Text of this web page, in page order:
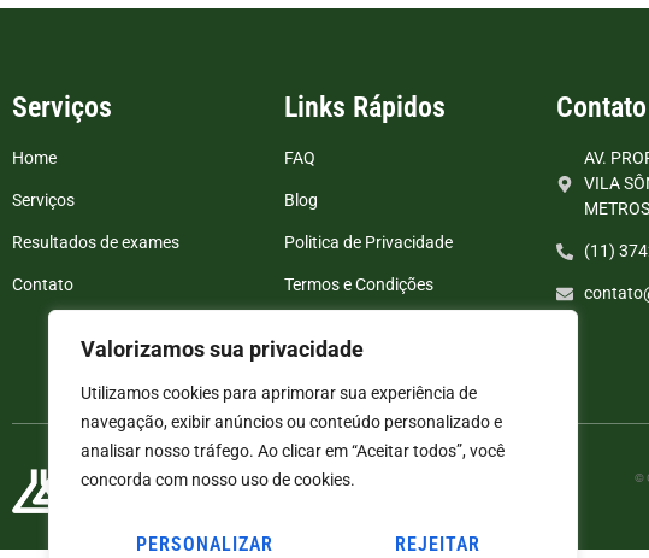
Valorizamos sua privacidade
Utilizamos cookies para aprimorar sua experiência de
navegação, exibir anúncios ou conteúdo personalizado e
analisar nosso tráfego. Ao clicar em “Aceitar todos”, você
concorda com nosso uso de cookies.
PERSONALIZAR REJEITAR
Serviços
Home
Serviços
Resultados de exames
Contato
Links Rápidos
FAQ
Blog
Politica de Privacidade
Termos e Condições
Contato
AV.
VILA
(11)
©